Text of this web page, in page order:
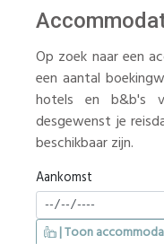
Op zoek naar een
een aantal
hotels en b&b's
desgewenst je
beschikbaar zijn.
Aankomst
| Toon